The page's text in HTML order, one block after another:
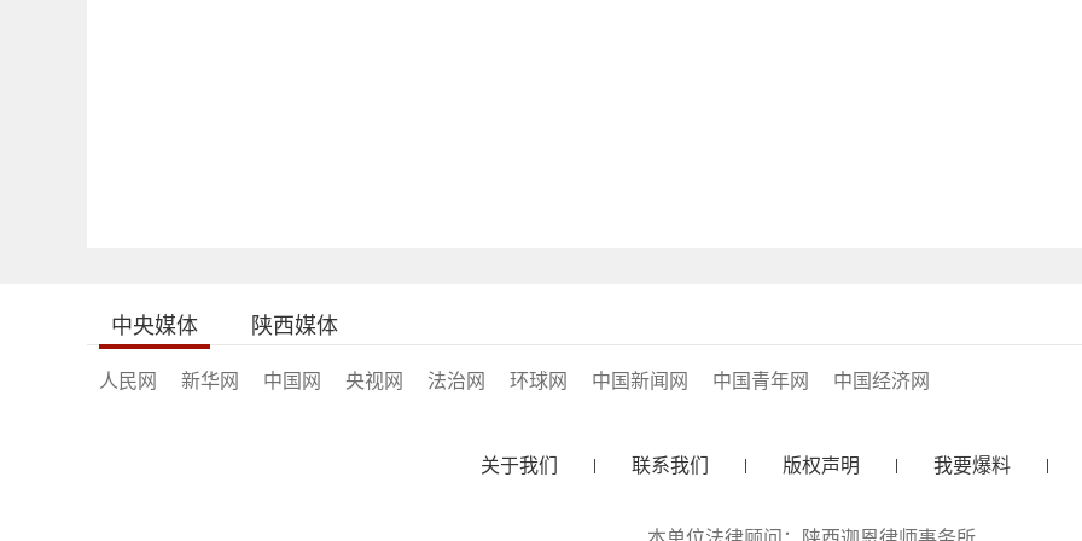
中央媒体 陕西媒体
人民网 新华网 中国网 央视网 法治网 环球网 中国新闻网 中国青年网 中国经济网
关于我们 联系我们 版权声明 我要爆料